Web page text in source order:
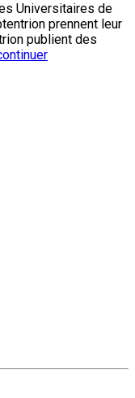
Universitaires de
prennent leur
publient des